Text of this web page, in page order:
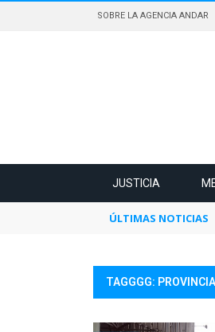
SOBRE LA AGENCIA ANDAR
JUSTICIA
ÚLTIMAS NOTICIAS
TAGGGG: PROVINCIA